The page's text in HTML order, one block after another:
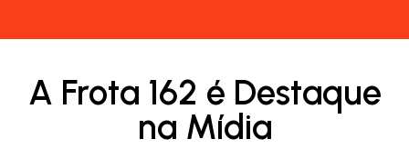
A Frota 162 é Destaque
na Mídia